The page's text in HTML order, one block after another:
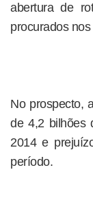
abertura de
procurados
No prospecto,
de 4,2 bilhões
2014 e
período.